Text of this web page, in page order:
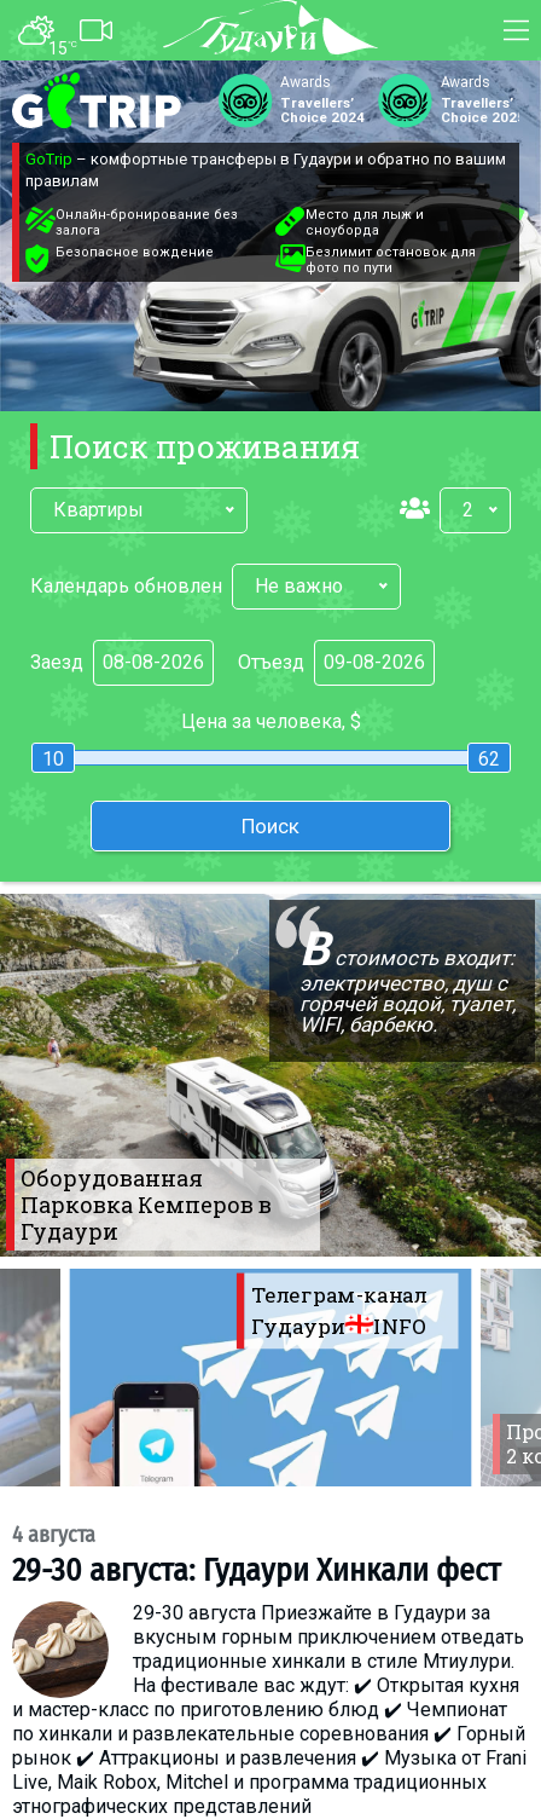
15°C
GoTrip – комфортные трансферы в Гудаури и обратно по вашим
правилам
Онлайн-бронирование без
залога
Место для лыж и
сноуборда
Безопасное вождение
Безлимит остановок для
фото по пути
Поиск проживания
Квартиры
Календарь обновлен Не важно
Заезд Отъезд
2
Цена за человека, $
10
62
Поиск
Оборудованная
Парковка Кемперов в
Гудаури
Встоимость входит:
электричество, душ с
горячей водой, туалет,
WIFI, барбекю.
Телеграм-канал
Гудаури
INFO
2
4 августа
29-30 августа: Гудаури Хинкали фест
29-30 августа Приезжайте в Гудаури за
вкусным горным приключением отведать
традиционные хинкали в стиле Мтиулури.
На фестивале вас ждут: ✔️ Открытая кухня
и мастер-класс по приготовлению блюд ✔️ Чемпионат
по хинкали и развлекательные соревнования ✔️ Горный
рынок ✔️ Аттракционы и развлечения ✔️ Музыка от Frani
Live, Maik Robox, Mitchel и программа традиционных
этнографических представлений
ФОРУМ КАРТА
WEBCAM
ТРАНСФЕР
О курорте
Схема трасс
Ски-пасс
Инструкторы
Прокат
Ски-сервис
Дети в Гудаури
Развлечения
Телеграм-канал
Гудаури
ПРОЖИВАНИЕ
Квартиры
Коттеджи
Горячие предложения
Долгосрочная аренда
Казбеги
Другое
ГРУЗИЯ
О Грузии
Визы и Документы
Что пить?
Деньги
Мобильная связь
Галерея
Отчеты